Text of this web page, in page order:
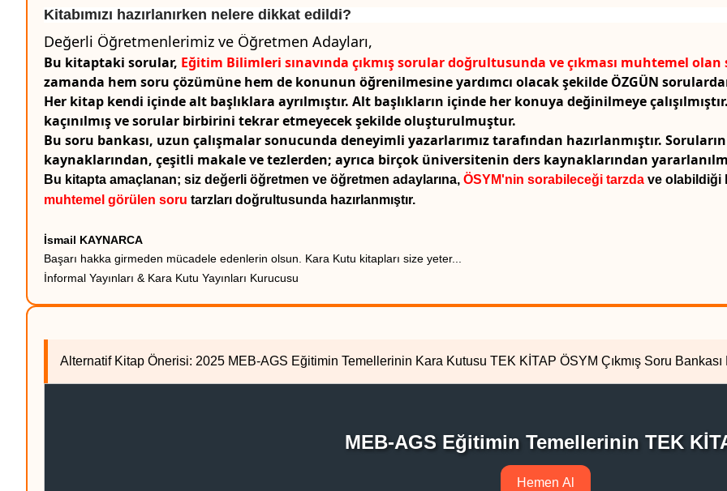
Kitabımızı hazırlanırken nelere dikkat edildi?
Değerli Öğretmenlerimiz ve Öğretmen Adayları,
Bu kitaptaki sorular, Eğitim Bilimleri sınavında çıkmış sorular doğrultusunda ve çıkması muhtemel
zamanda hem soru çözümüne hem de konunun öğrenilmesine yardımcı olacak şekilde ÖZGÜN
Her kitap kendi içinde alt başlıklara ayrılmıştır. Alt başlıkların içinde her konuya değinilmeye
kaçınılmış ve sorular birbirini tekrar etmeyecek şekilde oluşturulmuştur.
Bu soru bankası, uzun çalışmalar sonucunda deneyimli yazarlarımız tarafından hazırlanmıştır.
kaynaklarından, çeşitli makale ve tezlerden; ayrıca birçok üniversitenin ders kaynaklarından
Bu kitapta amaçlanan; siz değerli öğretmen ve öğretmen adaylarına, ÖSYM'nin sorabileceği tarzda ve olabildiği
muhtemel görülen soru tarzları doğrultusunda hazırlanmıştır.
İsmail KAYNARCA
Başarı hakka girmeden mücadele edenlerin olsun. Kara Kutu kitapları size yeter...
İnformal Yayınları & Kara Kutu Yayınları Kurucusu
Alternatif Kitap Önerisi: 2025 MEB-AGS Eğitimin Temellerinin Kara Kutusu TEK KİTAP ÖSYM Çıkmış Soru
MEB-AGS Eğitimin Temellerinin TEK
Hemen Al